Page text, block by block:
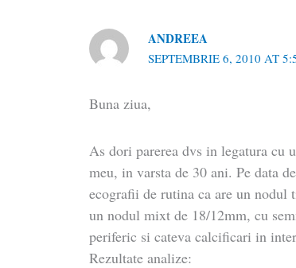
ANDREEA
SEPTEMBRIE 6, 2010 AT
Buna ziua,
As dori parerea dvs in legatura cu
meu, in varsta de 30 ani. Pe data
ecografii de rutina ca are un
un nodul mixt de 18/12mm, cu
periferic si cateva calcificari in
Rezultate analize: